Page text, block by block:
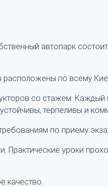
автопарк
по всему
со стажем.
терпеливы и
по приему
Практические уроки
качество.